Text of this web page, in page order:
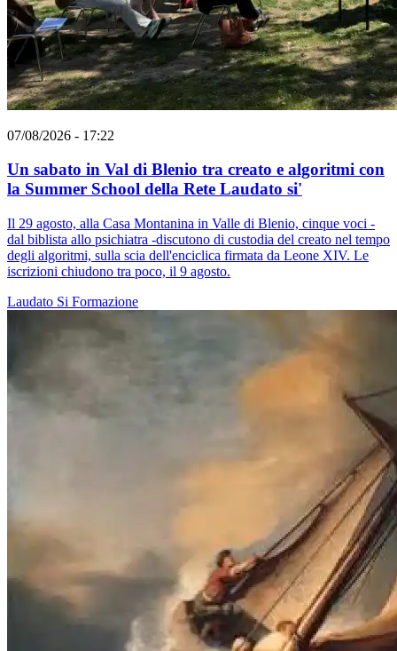
07/08/2026 - 17:22
Un sabato in Val di Blenio tra creato e algoritmi con
la Summer School della Rete Laudato si'
Il 29 agosto, alla Casa Montanina in Valle di Blenio, cinque voci -
dal biblista allo psichiatra -discutono di custodia del creato nel tempo
degli algoritmi, sulla scia dell'enciclica firmata da Leone XIV. Le
iscrizioni chiudono tra poco, il 9 agosto.
Laudato Si Formazione